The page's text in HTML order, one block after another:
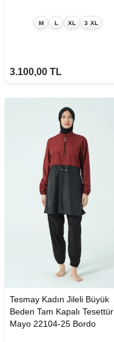
M L XL 3 XL
3.100,00 TL
Tesmay Kadın Jileli Büyük
Beden Tam Kapalı Tesettür
Mayo 22104-25 Bordo